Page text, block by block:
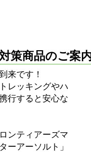
策商品のご案
来です！
レッキングやハ
行すると安心な
ンティアーズマ
ーアーソルト」